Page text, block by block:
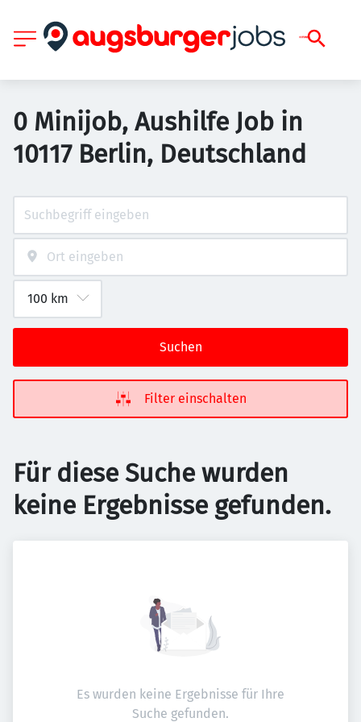
0 Minijob, Aushilfe Job in
10117 Berlin, Deutschland
Suchen
Filter einschalten
Für diese Suche wurden
keine Ergebnisse gefunden.
Es wurden keine Ergebnisse für Ihre
Suche gefunden.